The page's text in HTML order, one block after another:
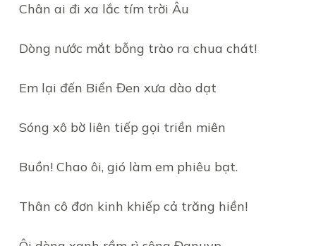
Chân ai đi xa lắc tím trời Âu
Dòng nước mắt bỗng trào ra chua chát!
Em lại đến Biển Đen xưa dào dạt
Sóng xô bờ liên tiếp gọi triền miên
Buồn! Chao ôi, gió làm em phiêu bạt.
Thân cô đơn kinh khiếp cả trăng hiền!